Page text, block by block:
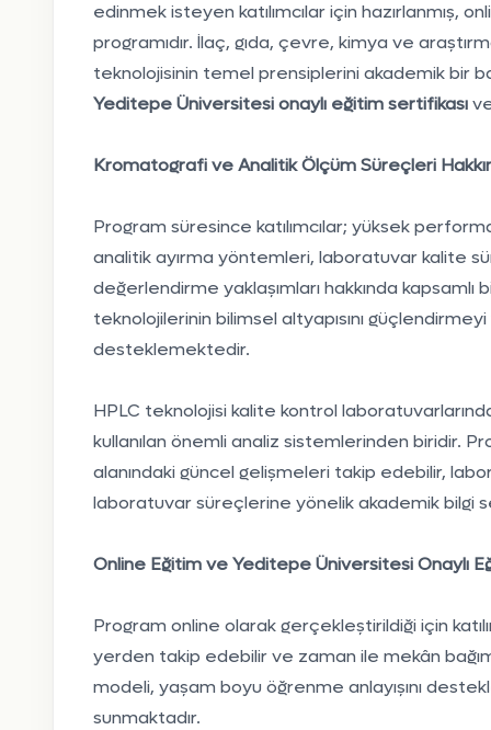
edinmek isteyen katılımcılar için hazırlanmış,
programıdır. İlaç, gıda, çevre, kimya ve
teknolojisinin temel prensiplerini akademik bir
Yeditepe Üniversitesi onaylı eğitim sertifikası
Kromatografi ve Analitik Ölçüm Süreçleri
Program süresince katılımcılar; yüksek
analitik ayırma yöntemleri, laboratuvar kalite
değerlendirme yaklaşımları hakkında
teknolojilerinin bilimsel altyapısını güçlendirmeyi
desteklemektedir.
HPLC teknolojisi kalite kontrol
kullanılan önemli analiz sistemlerinden biridir.
alanındaki güncel gelişmeleri takip edebilir,
laboratuvar süreçlerine yönelik akademik bilgi
Online Eğitim ve Yeditepe Üniversitesi Onaylı
Program online olarak gerçekleştirildiği için
yerden takip edebilir ve zaman ile mekân
modeli, yaşam boyu öğrenme anlayışını
sunmaktadır.